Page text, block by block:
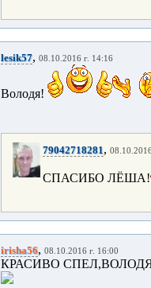
lesik57, 08.10.2016 г. 14:16
Володя!
79042718281,
СПАСИБО ЛЁША!
irisha56, 08.10.2016 г. 16:00
КРАСИВО